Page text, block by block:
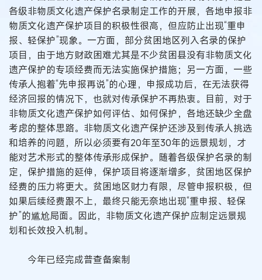
各级非物质文化遗产保护名录制定工作的开展，各地申报非
物质文化遗产保护项目的积极性很高，但应防止出现“重申
报、轻保护”现象。一方面，部分贫困地区列入名录的保护
项目，由于地方财政困难尤其是不少贫困县没有非物质文化
遗产保护的专项经费而无法实施保护措施；另一方面，一些
传承人抱着“先申报再说”的心理，申报成功后，在无法获得
经济回报的情况下，也就对传承保护不再热衷。目前，对于
非物质文化遗产保护如何评估、如何保护，各地还缺少全盘
考虑的整体思路。非物质文化遗产保护还涉及到传承人挑选
和培养的问题，所以必须要有20年至30年的远景规划，才
能对艺术形式的整体传承形成保护。随着各级保护名录的制
定，保护措施的延伸，保护项目将逐渐增多，贫困地区保护
经费的压力将更大。贫困地区财力有限，尽管申报积极，但
如果后续经费跟不上，最终只能无奈地出现“重申报、轻保
护”的尴尬局面。因此，非物质文化遗产保护应制定远景规
划和长效投入机制。
今年已经完成普查备案制